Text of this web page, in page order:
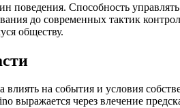
Способность
до современных тактик
обществу.
влиять на события и условия
через влечение